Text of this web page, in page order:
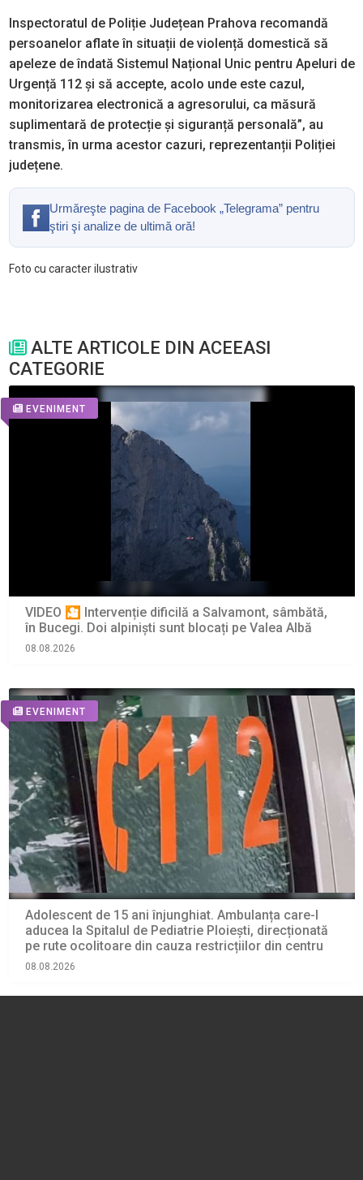
Inspectoratul de Poliție Județean Prahova recomandă
persoanelor aflate în situații de violență domestică să
apeleze de îndată Sistemul Național Unic pentru Apeluri de
Urgență 112 și să accepte, acolo unde este cazul,
monitorizarea electronică a agresorului, ca măsură
suplimentară de protecție și siguranță personală”, au
transmis, în urma acestor cazuri, reprezentanții Poliției
județene.
Urmăreşte pagina de Facebook „Telegrama” pentru
ştiri şi analize de ultimă oră!
Foto cu caracter ilustrativ
ALTE ARTICOLE DIN ACEEASI
CATEGORIE
EVENIMENT
VIDEO 🎦 Intervenție dificilă a Salvamont, sâmbătă,
în Bucegi. Doi alpiniști sunt blocați pe Valea Albă
08.08.2026
EVENIMENT
Adolescent de 15 ani înjunghiat. Ambulanța care-l
aducea la Spitalul de Pediatrie Ploiești, direcționată
pe rute ocolitoare din cauza restricțiilor din centru
08.08.2026